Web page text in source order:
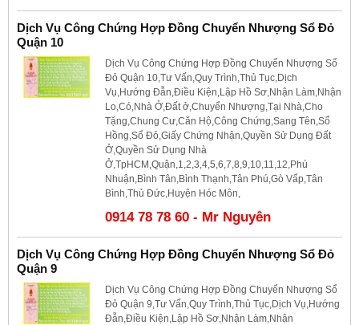
Dịch Vụ Công Chứng Hợp Đồng Chuyển Nhượng Sổ Đỏ
Quận 10
Dịch Vụ Công Chứng Hợp Đồng Chuyển Nhượng Sổ
Đỏ Quận 10,Tư Vấn,Quy Trình,Thủ Tục,Dịch
Vụ,Hướng Đẫn,Điều Kiện,Lập Hồ Sơ,Nhận Làm,Nhận
Lo,Có,Nhà Ở,Đất ở,Chuyển Nhượng,Tại Nhà,Cho
Tặng,Chung Cư,Căn Hộ,Công Chứng,Sang Tên,Sổ
Hồng,Sổ Đỏ,Giấy Chứng Nhận,Quyền Sử Dụng Đất
Ở,Quyền Sử Dụng Nhà
Ở,TpHCM,Quận,1,2,3,4,5,6,7,8,9,10,11,12,Phú
Nhuận,Bình Tân,Bình Thạnh,Tân Phú,Gò Vấp,Tân
Bình,Thủ Đức,Huyện Hóc Môn,
0914 78 78 60 - Mr Nguyên
Dịch Vụ Công Chứng Hợp Đồng Chuyển Nhượng Sổ Đỏ
Quận 9
Dịch Vụ Công Chứng Hợp Đồng Chuyển Nhượng Sổ
Đỏ Quận 9,Tư Vấn,Quy Trình,Thủ Tục,Dịch Vụ,Hướng
Đẫn,Điều Kiện,Lập Hồ Sơ,Nhận Làm,Nhận